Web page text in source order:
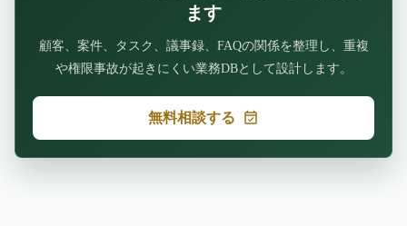
ます
顧客、案件、タスク、議事録、FAQの関係を整理し、重複
や権限事故が起きにくい業務DBとして設計します。
無料相談する